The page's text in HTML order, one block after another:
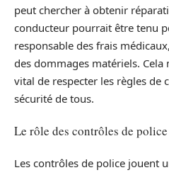
peut chercher à obtenir
conducteur pourrait être tenu
responsable des frais
des dommages matériels.
vital de respecter les règles
sécurité de tous.
Le rôle des contrôles de police
Les contrôles de police jouent